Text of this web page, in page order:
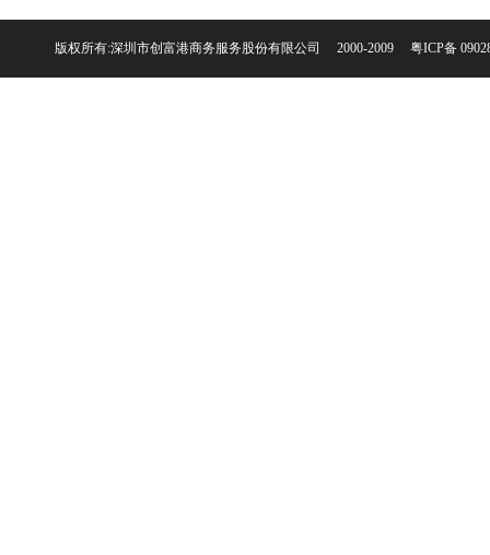
版权所有:深圳市创富港商务服务股份有限公司 2000-2009 粤ICP备